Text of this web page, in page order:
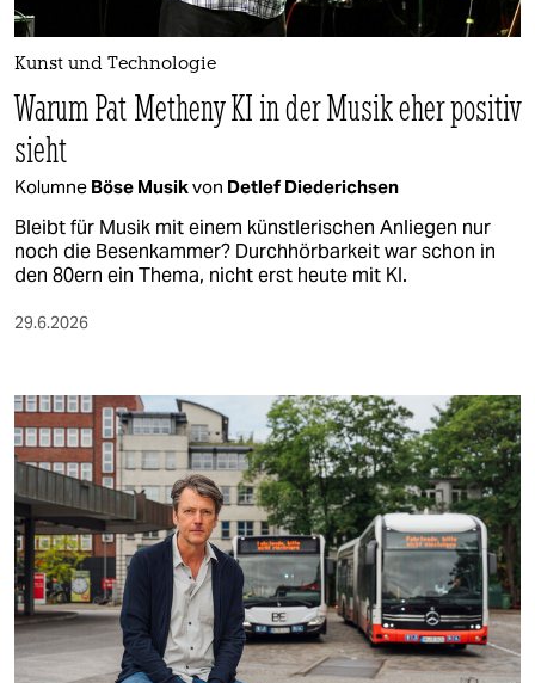
nord
wahrheit
verlag
verlag
veranstaltungen
shop
fragen & hilfe
abo
genossenschaft
epaper login
Kunst und Technologie
Warum Pat Metheny KI in der Musik eher positiv
sieht
Kolumne Böse Musikvon Detlef Diederichsen
Bleibt für Musik mit einem künstlerischen Anliegen nur
noch die Besenkammer? Durchhörbarkeit war schon in
den 80ern ein Thema, nicht erst heute mit KI.
29.6.2026